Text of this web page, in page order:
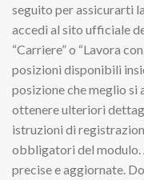
seguito per assicurarti
accedi al sito ufficiale
“Carriere” o “Lavora
posizioni disponibili
posizione che meglio
ottenere ulteriori
istruzioni di
obbligatori del
precise e aggiornate.